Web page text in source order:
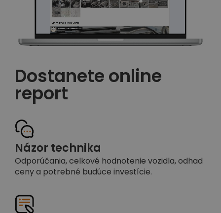
Dostanete online
report
Názor technika
Odporúčania, celkové hodnotenie vozidla, odhad
ceny a potrebné budúce investície.